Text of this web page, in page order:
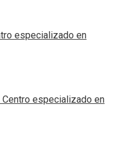
en nueva pestana
especializado en
en nueva pestana
especializado en
abre en nueva pestana